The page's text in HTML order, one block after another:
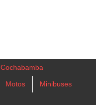
Cochabamba
Motos Minibuses